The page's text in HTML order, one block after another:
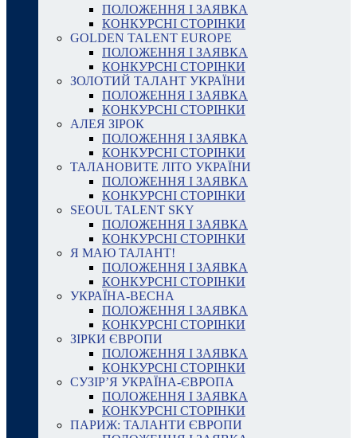
ПОЛОЖЕННЯ І ЗАЯВКА
КОНКУРСНІ СТОРІНКИ
GOLDEN TALENT EUROPE
ПОЛОЖЕННЯ І ЗАЯВКА
КОНКУРСНІ СТОРІНКИ
ЗОЛОТИЙ ТАЛАНТ УКРАЇНИ
ПОЛОЖЕННЯ І ЗАЯВКА
КОНКУРСНІ СТОРІНКИ
АЛЕЯ ЗІРОК
ПОЛОЖЕННЯ І ЗАЯВКА
КОНКУРСНІ СТОРІНКИ
ТАЛАНОВИТЕ ЛІТО УКРАЇНИ
ПОЛОЖЕННЯ І ЗАЯВКА
КОНКУРСНІ СТОРІНКИ
SEOUL TALENT SKY
ПОЛОЖЕННЯ І ЗАЯВКА
КОНКУРСНІ СТОРІНКИ
Я МАЮ ТАЛАНТ!
ПОЛОЖЕННЯ І ЗАЯВКА
КОНКУРСНІ СТОРІНКИ
УКРАЇНА-ВЕСНА
ПОЛОЖЕННЯ І ЗАЯВКА
КОНКУРСНІ СТОРІНКИ
ЗІРКИ ЄВРОПИ
ПОЛОЖЕННЯ І ЗАЯВКА
КОНКУРСНІ СТОРІНКИ
СУЗІР’Я УКРАЇНА-ЄВРОПА
ПОЛОЖЕННЯ І ЗАЯВКА
КОНКУРСНІ СТОРІНКИ
ПАРИЖ: ТАЛАНТИ ЄВРОПИ